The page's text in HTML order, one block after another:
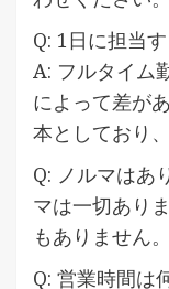
Q: 1日に担当
A: フルタイム
によって差が
本としており
Q: ノルマはあ
マは一切あり
もありません。
Q: 営業時間は